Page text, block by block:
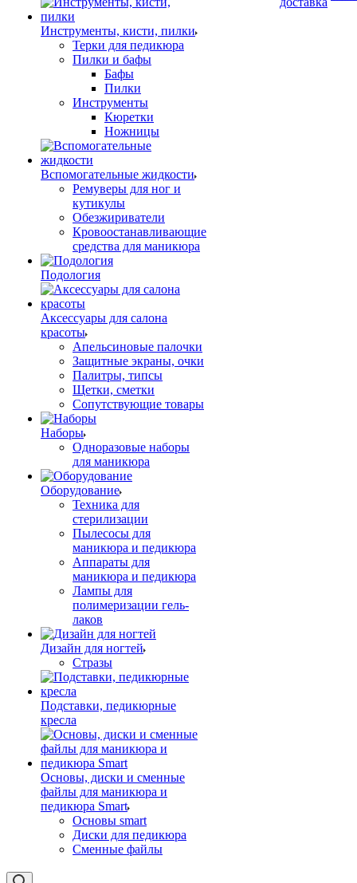
Инструменты, кисти, пилки
Терки для педикюра
Пилки и бафы
Бафы
Пилки
Инструменты
Кюретки
Ножницы
Вспомогательные жидкости
Ремуверы для ног и
кутикулы
Обезжириватели
Кровоостанавливающие
средства для маникюра
Подология
Аксессуары для салона
красоты
Апельсиновые палочки
Защитные экраны, очки
Палитры, типсы
Щетки, сметки
Сопутствующие товары
Наборы
Одноразовые наборы
для маникюра
Оборудование
Техника для
стерилизации
Пылесосы для
маникюра и педикюра
Аппараты для
маникюра и педикюра
Лампы для
полимеризации гель-
лаков
Дизайн для ногтей
Стразы
Подставки, педикюрные
кресла
Основы, диски и сменные
файлы для маникюра и
педикюра Smart
Основы smart
Диски для педикюра
Сменные файлы